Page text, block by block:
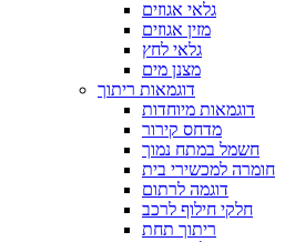
גלאי אגוזים
מזין אגוזים
גלאי לחץ
מצנן מים
דוגמאות ריתוך
דוגמאות מיוחדות
מדחס קירור
חשמל במתח נמוך
חומרה למכשירי בית
דוגמה לרתום
חלקי חילוף לרכב
ריתוך תחת